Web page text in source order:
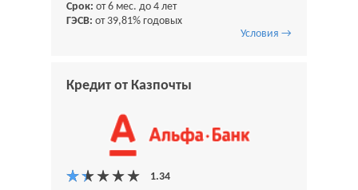
Срок: от 6 мес. до 4 лет
ГЭСВ: от 39,81% годовых
Условия →
Кредит от Казпочты